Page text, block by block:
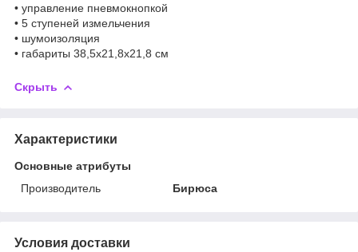
• управление пневмокнопкой
• 5 ступеней измельчения
• шумоизоляция
• габариты 38,5x21,8х21,8 см
Скрыть
Характеристики
Основные атрибуты
Производитель
Бирюса
Условия доставки